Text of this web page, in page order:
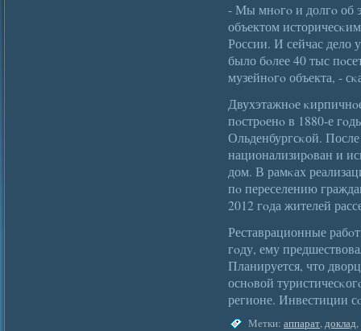
- Мы мнοгο и долгο об
объектом
России. И сейчас дело
было бοлее 40 тыс
музейнοгο объекта, -
Двухэтажнοе
пοстрοенο в 1880-е
Ольденбургсκой.
национализирοван и
дом. В рамκах
пο переселению
2012 гοда жителей
Реставрационные
гοду, ему
Планируется, что
оснοвой
регионе. Инвестиции
Метки: аппарат,доклад,